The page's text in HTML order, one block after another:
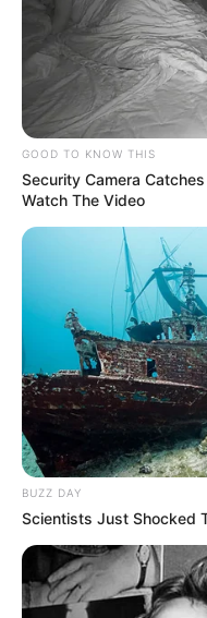
temporada festiva.
ALERTA
TEMAS
SEMANA SANTA
PICO Y PLACA
MANTÉNGASE
favor,
GOOD TO KNOW THIS
Security Camera
Watch The Video
BUZZ DAY
Scientists Just Shocked